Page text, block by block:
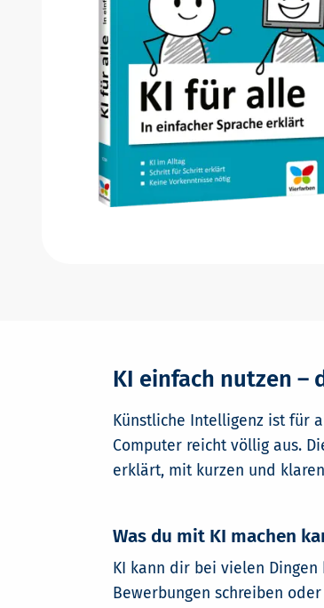
KI einfach nutzen –
Künstliche Intelligenz ist für
Computer reicht völlig aus.
erklärt, mit kurzen und
Was du mit KI machen
KI kann dir bei vielen
Bewerbungen schreiben